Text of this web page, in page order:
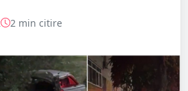
2 min citire